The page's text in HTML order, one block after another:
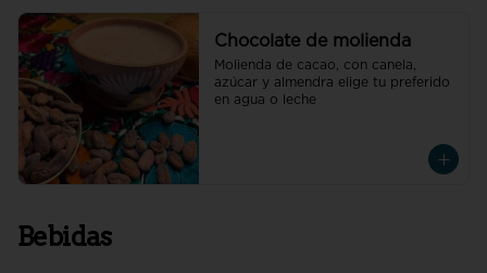
Chocolate de molienda
Molienda de cacao, con canela,
azúcar y almendra elige tu preferido
en agua o leche
Bebidas